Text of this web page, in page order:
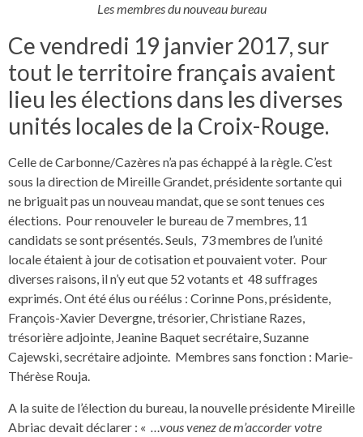
Les membres du nouveau bureau
Ce vendredi 19 janvier 2017, sur
tout le territoire français avaient
lieu les élections dans les diverses
unités locales de la Croix-Rouge.
Celle de Carbonne/Cazères n’a pas échappé à la règle. C’est
sous la direction de Mireille Grandet, présidente sortante qui
ne briguait pas un nouveau mandat, que se sont tenues ces
élections. Pour renouveler le bureau de 7 membres, 11
candidats se sont présentés. Seuls, 73 membres de l’unité
locale étaient à jour de cotisation et pouvaient voter. Pour
diverses raisons, il n’y eut que 52 votants et 48 suffrages
exprimés. Ont été élus ou réélus : Corinne Pons, présidente,
François-Xavier Devergne, trésorier, Christiane Razes,
trésorière adjointe, Jeanine Baquet secrétaire, Suzanne
Cajewski, secrétaire adjointe. Membres sans fonction : Marie-
Thérèse Rouja.
A la suite de l’élection du bureau, la nouvelle présidente Mireille
Abriac devait déclarer : « …vous venez de m’accorder votre